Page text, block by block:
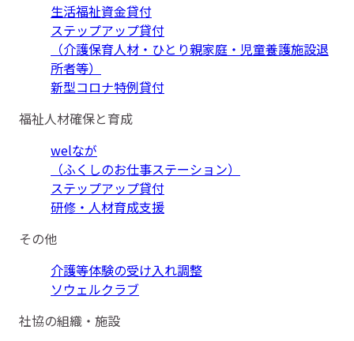
生活福祉資金貸付
ステップアップ貸付
（介護保育人材・ひとり親家庭・児童養護施設退
所者等）
新型コロナ特例貸付
福祉人材確保と育成
welなが
（ふくしのお仕事ステーション）
ステップアップ貸付
研修・人材育成支援
その他
介護等体験の受け入れ調整
ソウェルクラブ
社協の組織・施設